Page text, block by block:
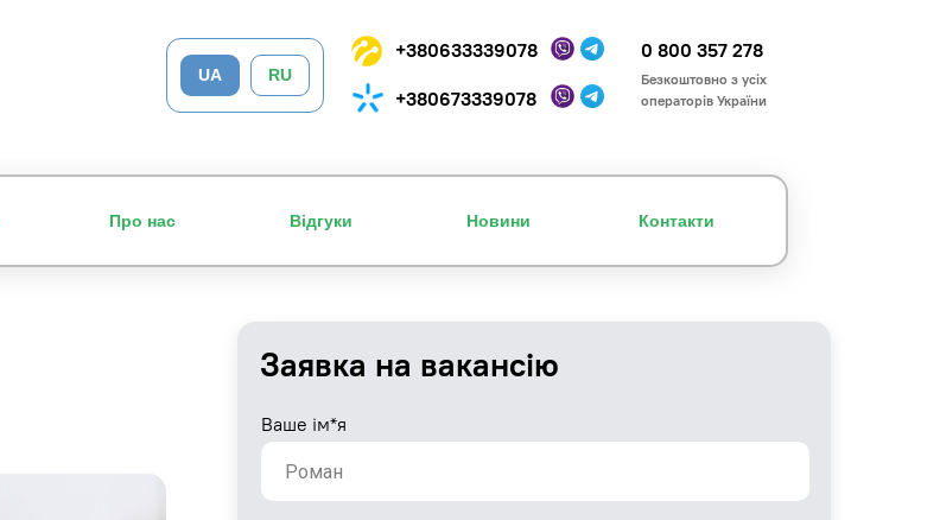
Контакти
Новини
Відгуки
Про нас
UA RU
+380633339078
+380673339078
0 800 357 278
Безкоштовно з усіх
операторів України
Ваше ім*я
Заявка на вакансію